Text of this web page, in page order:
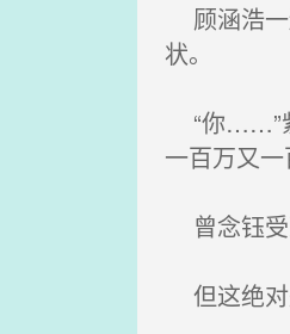
顾涵浩一
状。
“你……”
一百万又
曾念钰受
但这绝对